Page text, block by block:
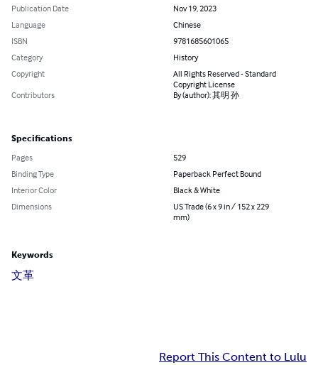
Publication Date
Nov 19, 2023
Language
Chinese
ISBN
9781685601065
Category
History
Copyright
All Rights Reserved - Standard
Copyright License
Contributors
By (author): 其明 孙
Specifications
Pages
529
Binding Type
Paperback Perfect Bound
Interior Color
Black & White
Dimensions
US Trade (6 x 9 in / 152 x 229
mm)
Keywords
文革
Report This Content to Lulu